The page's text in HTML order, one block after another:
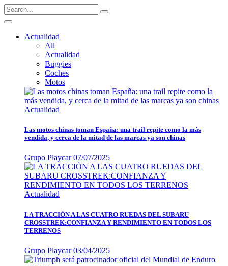
Actualidad
All
Actualidad
Buggies
Coches
Motos
Actualidad
Las motos chinas toman España: una trail repite como la más
vendida, y cerca de la mitad de las marcas ya son chinas
Grupo Playcar 07/07/2025
Actualidad
LA TRACCIÓN A LAS CUATRO RUEDAS DEL SUBARU
CROSSTREK:CONFIANZA Y RENDIMIENTO EN TODOS LOS
TERRENOS
Grupo Playcar 03/04/2025